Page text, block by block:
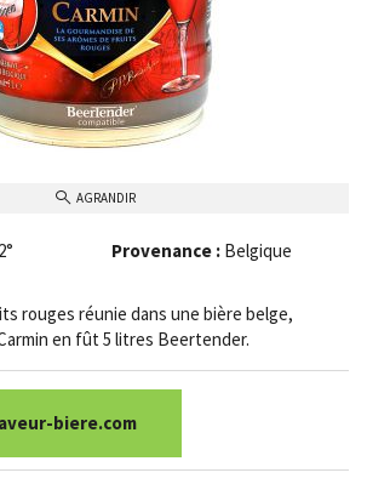
AGRANDIR
Provenance : Belgique
rouges réunie dans une bière belge,
en fût 5 litres Beertender.
biere.com